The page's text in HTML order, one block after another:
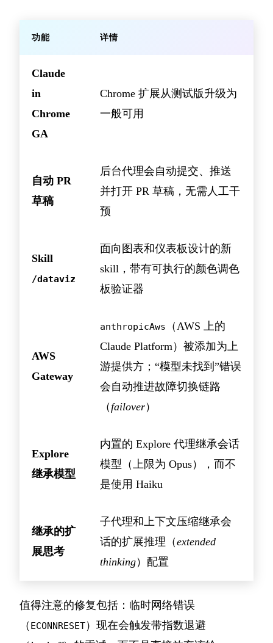
功能 详情
Claude
in
Chrome
GA
Chrome 扩展从测试版升级为
一般可用
自动 PR
草稿
后台代理会自动提交、推送
并打开 PR 草稿，无需人工干
预
Skill
/dataviz
面向图表和仪表板设计的新
skill，带有可执行的颜色调色
板验证器
AWS
Gateway
anthropicAws
（AWS 上的
Claude Platform）被添加为上
游提供方；“模型未找到”错误
会自动推进故障切换链路
（ failover）
Explore
继承模型
内置的 Explore 代理继承会话
模型（上限为 Opus），而不
是使用 Haiku
继承的扩
展思考
子代理和上下文压缩继承会
话的扩展推理（extended
thinking）配置
值得注意的修复包括：临时网络错误
（ ECONNRESET）现在会触发带指数退避